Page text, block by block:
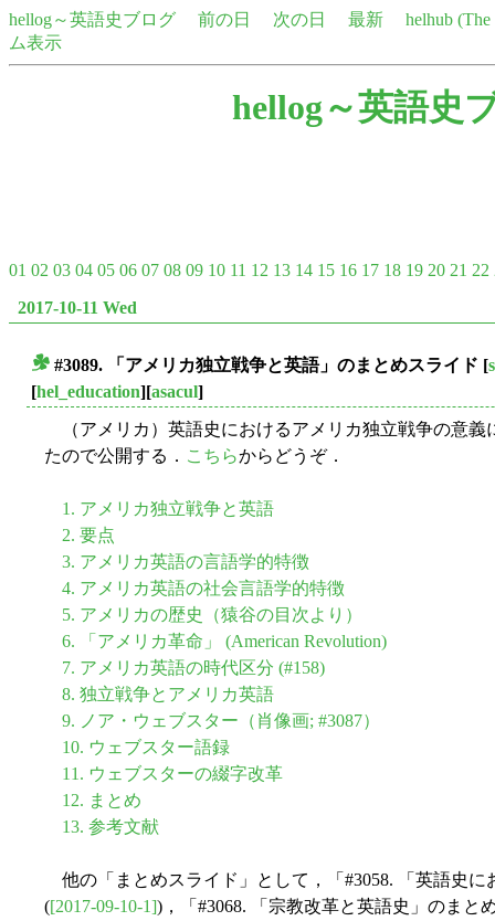
hellog～英語史ブログ 前の日 次の日 最新
helhub
ム表示
hellog～英語史
01 02 03 04 05 06 07 08 09 10 11 12 13 14 15 16 17 18 19 20 21 22
2017-10-11 Wed
#3089. 「アメリカ独立戦争と英語」のまとめスライド [
[hel_education][asacul]
（アメリカ）英語史におけるアメリカ独立戦争の意義
たので公開する． こちらからどうぞ．
1. アメリカ独立戦争と英語
2. 要点
3. アメリカ英語の言語学的特徴
4. アメリカ英語の社会言語学的特徴
5. アメリカの歴史（猿谷の目次より）
6. 「アメリカ革命」 (American Revolution)
7. アメリカ英語の時代区分 (#158)
8. 独立戦争とアメリカ英語
9. ノア・ウェブスター（肖像画; #3087）
10. ウェブスター語録
11. ウェブスターの綴字改革
12. まとめ
13. 参考文献
他の「まとめスライド」として，「#3058. 「英語史
([2017-09-10-1])，「#3068. 「宗教改革と英語史」のまと